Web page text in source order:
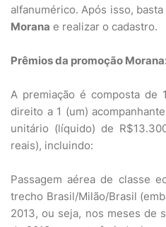
alfanumérico. Após isso,
Morana e realizar o cadastro.
Prêmios da promoção
A premiação é composta de
direito a 1 (um)
unitário (líquido) de
reais), incluindo:
Passagem aérea de classe
trecho Brasil/Milão/Brasil
2013, ou seja, nos meses de